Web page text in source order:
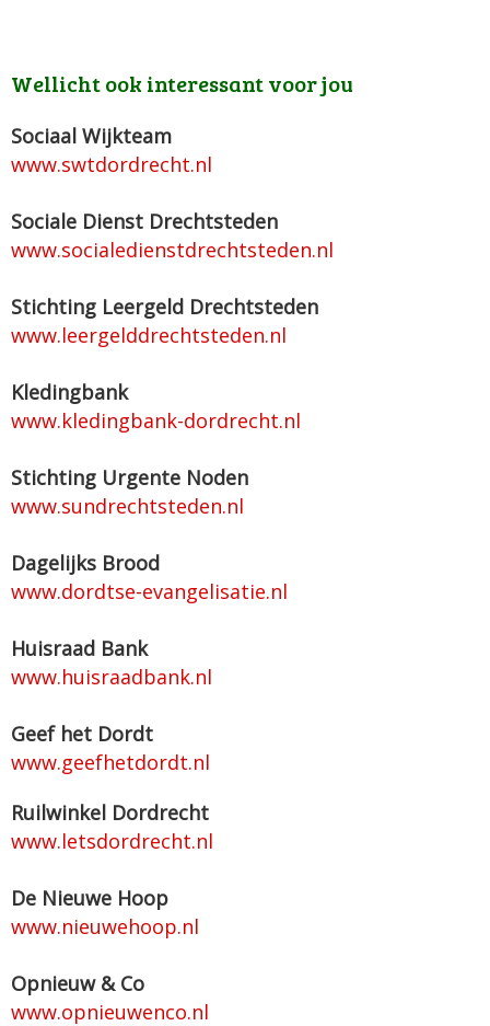
Wellicht ook interessant voor jou
Sociaal Wijkteam
www.swtdordrecht.nl
Sociale Dienst Drechtsteden
www.socialedienstdrechtsteden.nl
Stichting Leergeld Drechtsteden
www.leergelddrechtsteden.nl
Kledingbank
www.kledingbank-dordrecht.nl
Stichting Urgente Noden
www.sundrechtsteden.nl
Dagelijks Brood
www.dordtse-evangelisatie.nl
Huisraad Bank
www.huisraadbank.nl
Geef het Dordt
www.geefhetdordt.nl
Ruilwinkel Dordrecht
www.letsdordrecht.nl
De Nieuwe Hoop
www.nieuwehoop.nl
Opnieuw & Co
www.opnieuwenco.nl